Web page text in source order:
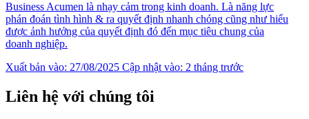
Business Acumen là nhạy cảm trong kinh doanh. Là năng lực
phán đoán tình hình & ra quyết định nhanh chóng cũng như hiểu
được ảnh hưởng của quyết định đó đến mục tiêu chung của
doanh nghiệp.
Xuất bản vào: 27/08/2025 Cập nhật vào: 2 tháng trước
Liên hệ với chúng tôi